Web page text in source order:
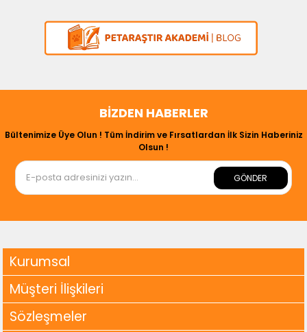
BIZDEN HABERLER
Bültenimize Üye Olun ! Tüm İndirim ve Fırsatlardan İlk Sizin Haberiniz
Olsun !
GÖNDER
Kurumsal
Müşteri İlişkileri
Sözleşmeler